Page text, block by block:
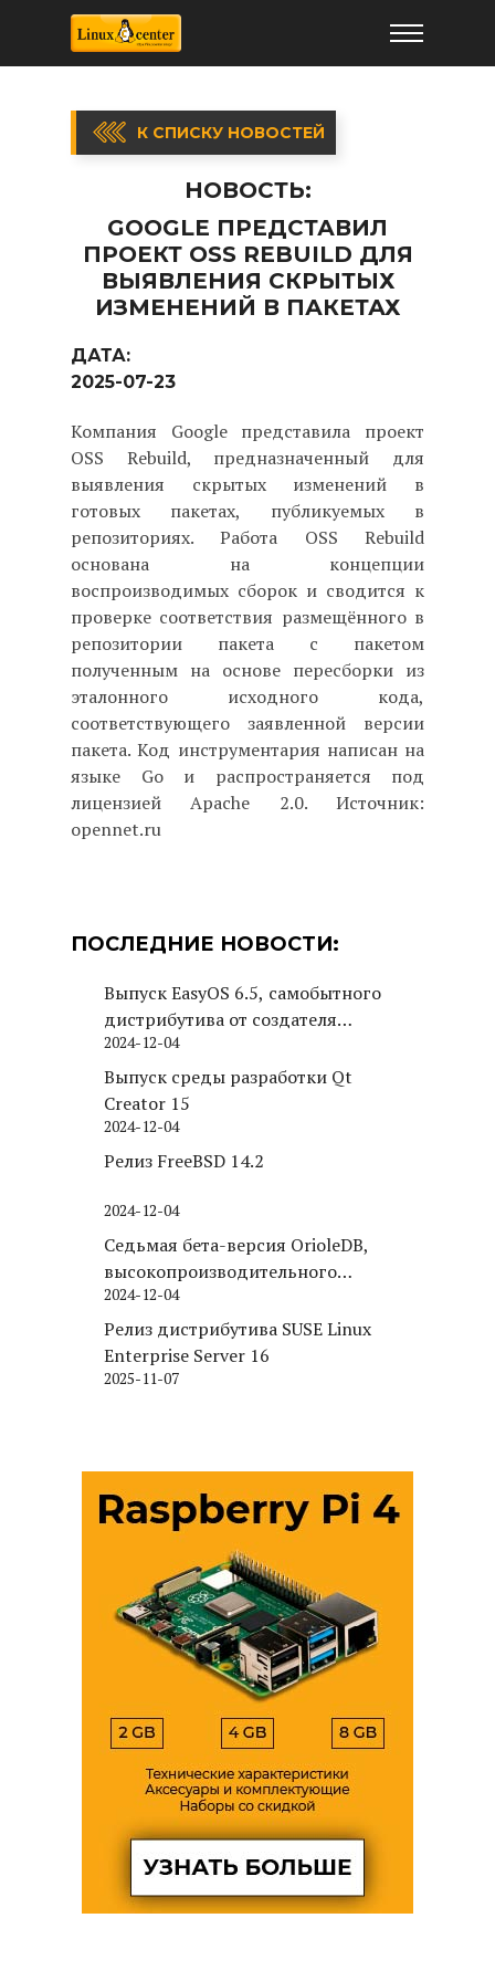
К СПИСКУ НОВОСТЕЙ
НОВОСТЬ:
GOOGLE ПРЕДСТАВИЛ
ПРОЕКТ OSS REBUILD ДЛЯ
ВЫЯВЛЕНИЯ СКРЫТЫХ
ИЗМЕНЕНИЙ В ПАКЕТАХ
ДАТА:
2025-07-23
Компания Google представила проект
OSS Rebuild, предназначенный для
выявления скрытых изменений в
готовых пакетах, публикуемых в
репозиториях. Работа OSS Rebuild
основана на концепции
воспроизводимых сборок и сводится к
проверке соответствия размещённого в
репозитории пакета с пакетом
полученным на основе пересборки из
эталонного исходного кода,
соответствующего заявленной версии
пакета. Код инструментария написан на
языке Go и распространяется под
лицензией Apache 2.0. Источник:
opennet.ru
ПОСЛЕДНИЕ НОВОСТИ:
Выпуск EasyOS 6.5, самобытного
дистрибутива от создателя
Puppy Linux
2024-12-04
Выпуск среды разработки Qt
Creator 15
2024-12-04
Релиз FreeBSD 14.2
2024-12-04
Седьмая бета-версия OrioleDB,
высокопроизводительного
движка хранения для PostgreSQL
2024-12-04
Релиз дистрибутива SUSE Linux
Enterprise Server 16
2025-11-07